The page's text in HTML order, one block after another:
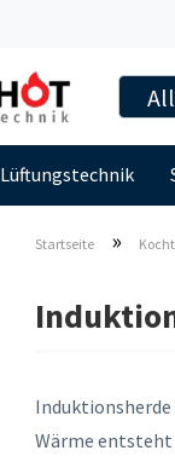
Lüftungstechnik
Startseite »
Wärme entsteht